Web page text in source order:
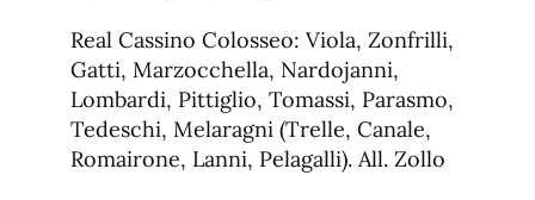
Real Cassino Colosseo: Viola, Zonfrilli,
Gatti, Marzocchella, Nardojanni,
Lombardi, Pittiglio, Tomassi, Parasmo,
Tedeschi, Melaragni (Trelle, Canale,
Romairone, Lanni, Pelagalli). All. Zollo